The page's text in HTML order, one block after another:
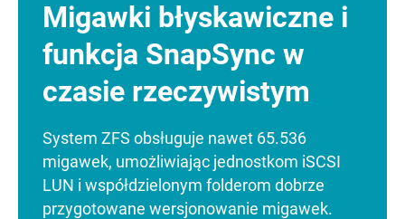
Migawki błyskawiczne i
funkcja SnapSync w
czasie rzeczywistym
System ZFS obsługuje nawet 65.536
migawek, umożliwiając jednostkom iSCSI
LUN i współdzielonym folderom dobrze
przygotowane wersjonowanie migawek.